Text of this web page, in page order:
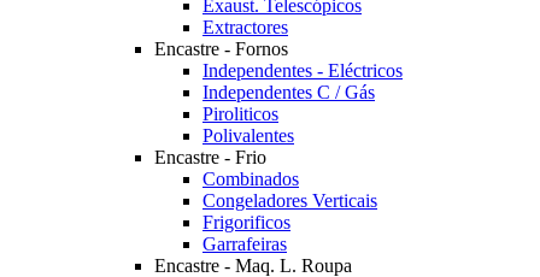
Exaust. Telescópicos
Extractores
Encastre - Fornos
Independentes - Eléctricos
Independentes C / Gás
Piroliticos
Polivalentes
Encastre - Frio
Combinados
Congeladores Verticais
Frigorificos
Garrafeiras
Encastre - Maq. L. Roupa